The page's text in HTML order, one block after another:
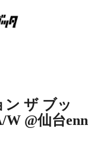
ン ザ ブッ
W @仙台enn